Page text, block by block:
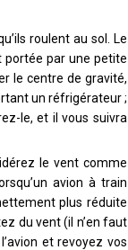
roulent au sol. Le
portée par une petite
le centre de gravité,
un réfrigérateur ;
le, et il vous suivra
le vent comme
avion à train
plus réduite
du vent (il n’en faut
et revoyez vos